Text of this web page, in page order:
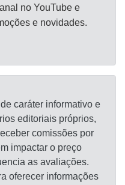
no YouTube e
e novidades.
caráter informativo e
editoriais próprios,
comissões por
impactar o preço
as avaliações.
oferecer informações